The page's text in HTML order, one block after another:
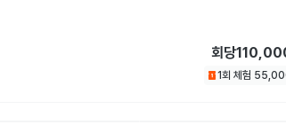
회당
1회 체험